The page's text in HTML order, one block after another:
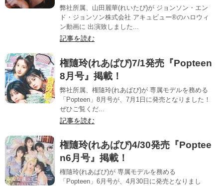
弊社所属、山田麗華(れいたぴ)が ジョンソン・エン
ド・ジョンソン株式会社 アキュビュー®のハロウィ
ン動画に 出演致しました...
記事を読む
権隨玲(れあぱぴ)7/1発売『Popteen
8月号』掲載！
弊社所属、権隨玲(れあぱぴ)が 専属モデルを務める
「Popteen」8月号が、7月1日に発売となりました！
ぜひご覧くだ...
記事を読む
権隨玲(れあぱぴ)4/30発売『Poptee
n6月号』掲載！
権隨玲(れあぱぴ)が 専属モデルを務める
「Popteen」6月号が、4月30日に発売となりまし